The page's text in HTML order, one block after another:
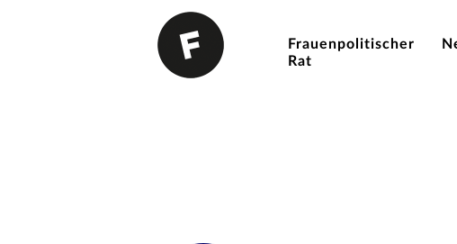
Frauenpolitischer
Rat